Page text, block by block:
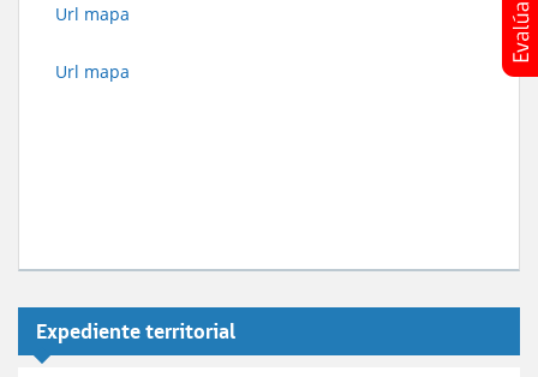
Url mapa
Url mapa
Expediente territorial